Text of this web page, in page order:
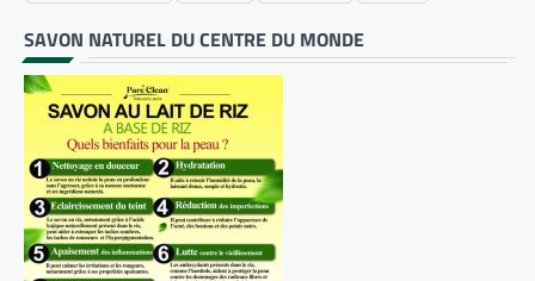
SAVON NATUREL DU CENTRE DU MONDE